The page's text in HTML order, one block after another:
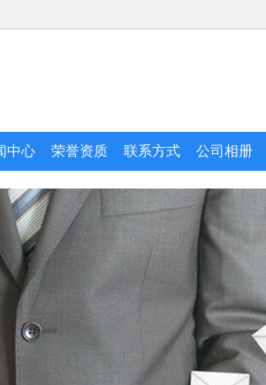
中心 荣誉资质 联系方式 公司相册